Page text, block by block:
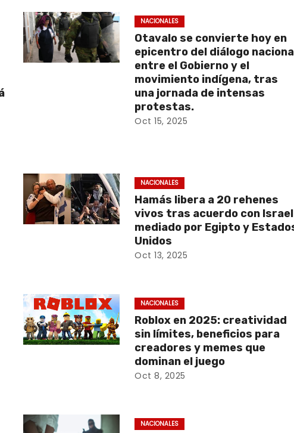
NACIONALES
Otavalo se convierte hoy en
epicentro del diálogo
entre el Gobierno y el
movimiento indígena, tras
una jornada de intensas
protestas.
Oct 15, 2025
NACIONALES
Hamás libera a 20 rehenes
vivos tras acuerdo con Israel
mediado por Egipto y
Unidos
Oct 13, 2025
NACIONALES
Roblox en 2025: creatividad
sin límites, beneficios para
creadores y memes que
dominan el juego
Oct 8, 2025
NACIONALES